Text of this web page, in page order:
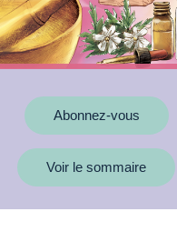
Abonnez-vous
Voir le sommaire